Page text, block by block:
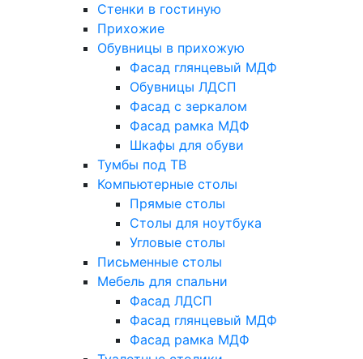
Стенки в гостиную
Прихожие
Обувницы в прихожую
Фасад глянцевый МДФ
Обувницы ЛДСП
Фасад с зеркалом
Фасад рамка МДФ
Шкафы для обуви
Тумбы под ТВ
Компьютерные столы
Прямые столы
Столы для ноутбука
Угловые столы
Письменные столы
Мебель для спальни
Фасад ЛДСП
Фасад глянцевый МДФ
Фасад рамка МДФ